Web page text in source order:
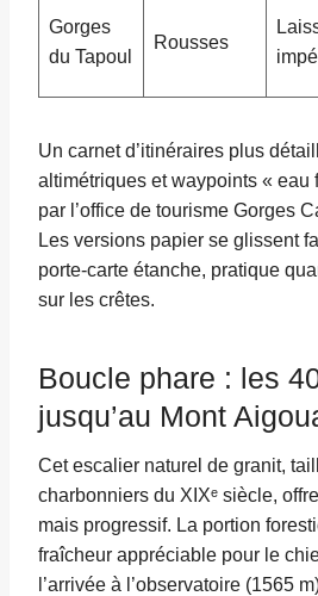
Gorges
du Tapoul
Rousses
Un carnet d’itinéraires plus
altimétriques et waypoints « eau
par l’office de tourisme Gorges
Les versions papier se glissent
porte-carte étanche, pratique
sur les crêtes.
Boucle phare : les
jusqu’au Mont
Cet escalier naturel de granit,
charbonniers du XIXᵉ siècle,
mais progressif. La portion
fraîcheur appréciable pour le
l’arrivée à l’observatoire (1565